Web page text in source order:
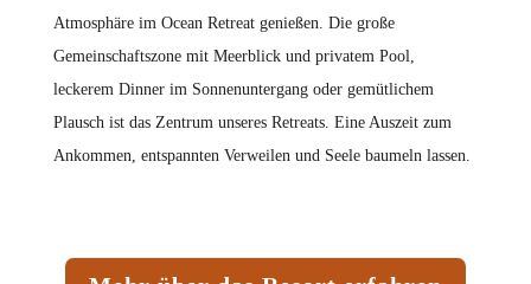
Atmosphäre im Ocean Retreat genießen. Die große
Gemeinschaftszone mit Meerblick und privatem Pool,
leckerem Dinner im Sonnenuntergang oder gemütlichem
Plausch ist das Zentrum unseres Retreats. Eine Auszeit zum
Ankommen, entspannten Verweilen und Seele baumeln lassen.